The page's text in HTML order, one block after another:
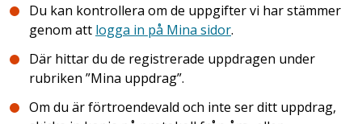
Du kan kontrollera om de uppgifter vi har stämmer
genom att logga in på Mina sidor.
Där hittar du de registrerade uppdragen under
rubriken ”Mina uppdrag”.
Om du är förtroendevald och inte ser ditt uppdrag,